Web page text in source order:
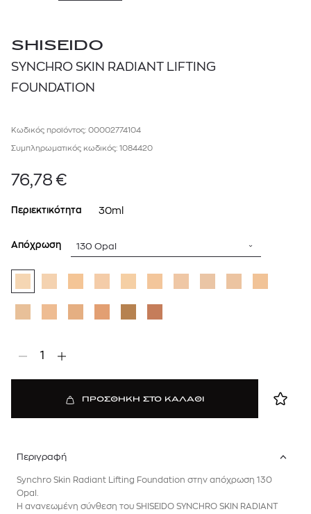
SHISEIDO
SYNCHRO SKIN RADIANT LIFTING
FOUNDATION
Κωδικός προϊόντος: 00002774104
Συμπληρωματικός κωδικός: 1084420
76,78 €
Περιεκτικότητα 30ml
Απόχρωση 130 Opal
1
ΠΡΟΣΘΗΚΗ ΣΤΟ ΚΑΛΑΘΙ
Περιγραφή
Synchro Skin Radiant Lifting Foundation στην απόχρωση 130
Opal.
Η ανανεωμένη σύνθεση του SHISEIDO SYNCHRO SKIN RADIANT